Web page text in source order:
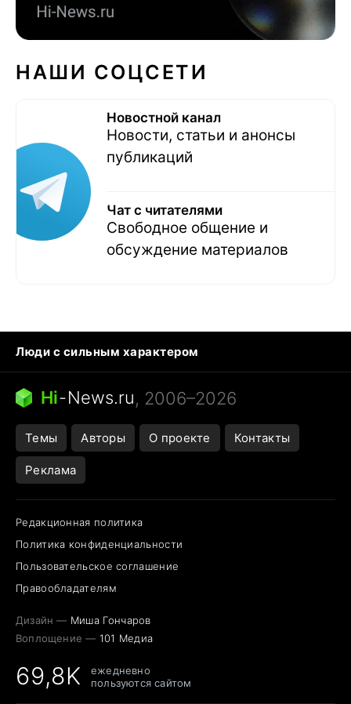
НАШИ СОЦСЕТИ
Новостной канал
Новости, статьи и анонсы
публикаций
Чат с читателями
Свободное общение и
обсуждение материалов
Люди с сильным характером
Кошка писает на кровать
Тунцы в океанариуме
Ядовитые пауки России
Города в ядерной войне
Открытие в Google Maps
Hi-News.ru, 2006–2026
Темы Авторы О проекте Контакты
Реклама
Редакционная политика
Политика конфиденциальности
Пользовательское соглашение
Правообладателям
Дизайн — Миша Гончаров
Воплощение — 101 Медиа
69,8K
ежедневно
пользуются сайтом